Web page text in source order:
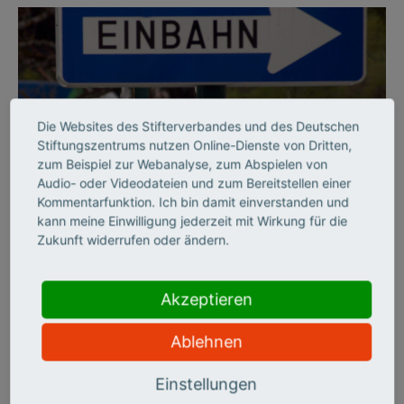
BILDUNGSSYSTEM
Per Einbahnstraße durch
die Hochschulbildung
Der Stifterverband hat die deutschen Hochschulen zehn Jahre
lang auf sechs Handlungsfeldern beobachtet und zieht ein
Die Websites des Stifterverbandes und des Deutschen
Stiftungszentrums nutzen Online-Dienste von Dritten,
zum Beispiel zur Webanalyse, zum Abspielen von
Audio- oder Videodateien und zum Bereitstellen einer
Kommentarfunktion. Ich bin damit einverstanden und
kann meine Einwilligung jederzeit mit Wirkung für die
Zukunft widerrufen oder ändern.
Akzeptieren
Ablehnen
Einstellungen